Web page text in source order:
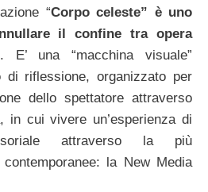
“Corpo celeste” è uno
il confine tra opera
. E’ una “macchina visuale”
di riflessione, organizzato per
dello spettatore attraverso
in cui vivere un’esperienza di
attraverso la più
la New Media